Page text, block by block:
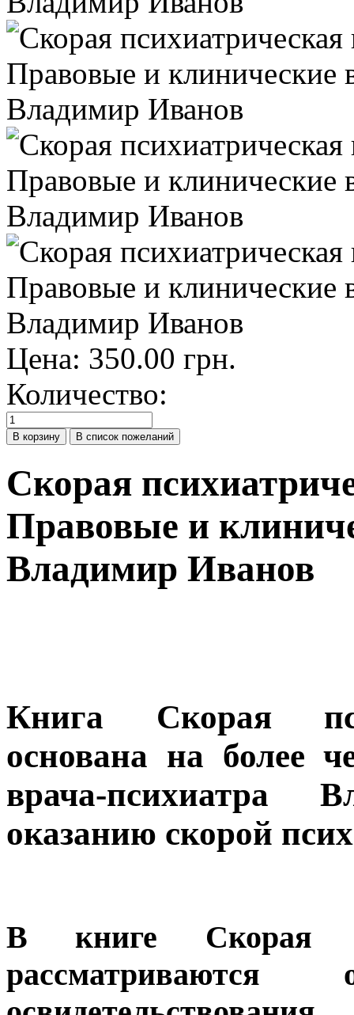
Цена: 350.00 грн.
Количество:
Скорая
Правовые и
Владимир Иванов
Книга Скорая
основана на более
врача-психиатра
оказанию скорой
В книге Скорая
рассматриваются